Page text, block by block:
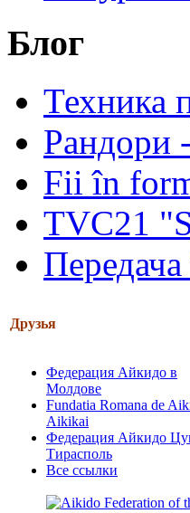
Блог
Техника
Рандори
Fii în
TVC21
Друзья
Федерация Айкидо в
Молдове
Fundatia Romana de
Aikikai
Федерация Айкидо
Тирасполь
Все ссылки